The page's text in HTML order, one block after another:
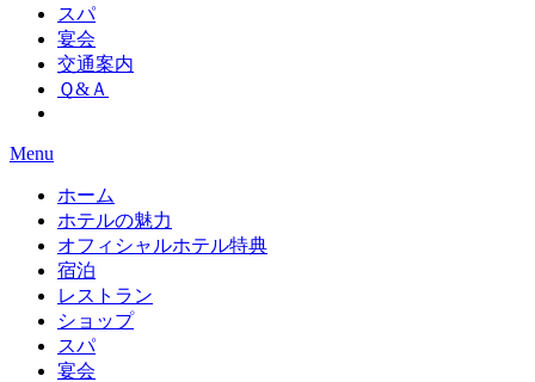
スパ
宴会
交通案内
Ｑ&Ａ
Menu
ホーム
ホテルの魅力
オフィシャルホテル特典
宿泊
レストラン
ショップ
スパ
宴会